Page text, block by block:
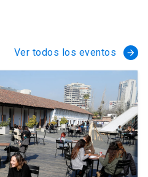
Ver todos los eventos arrow_forward